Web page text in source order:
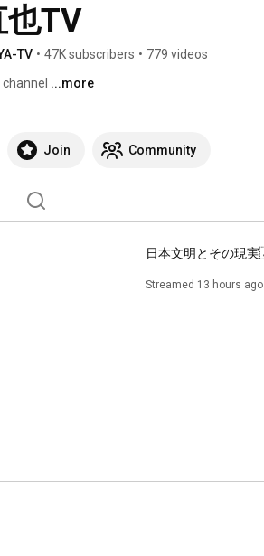
TV
TV • 47K subscribers • 779 videos
...more
Join Community
Streamed 13 hours ago